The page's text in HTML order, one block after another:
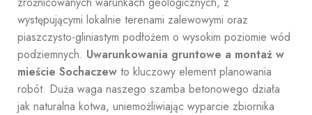
występującymi lokalnie terenami zalewowymi oraz
piaszczysto-gliniastym podłożem o wysokim poziomie wód
podziemnych. Uwarunkowania gruntowe a montaż w
mieście Sochaczew to kluczowy element planowania
robót. Duża waga naszego szamba betonowego działa
jak naturalna kotwa, uniemożliwiając wyparcie zbiornika